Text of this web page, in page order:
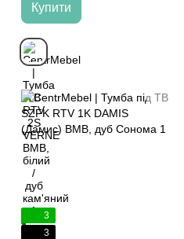
Купити
3
3